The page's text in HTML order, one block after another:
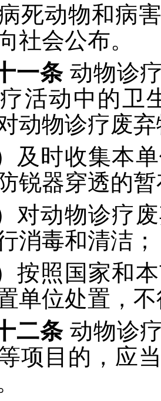
死动物和病
社会公布。
一条 动物诊
活动中的卫
动物诊疗废
及时收集本
锐器穿透的
对动物诊疗
消毒和清洁；
按照国家和
单位处置，
二条 动物诊
项目的，应